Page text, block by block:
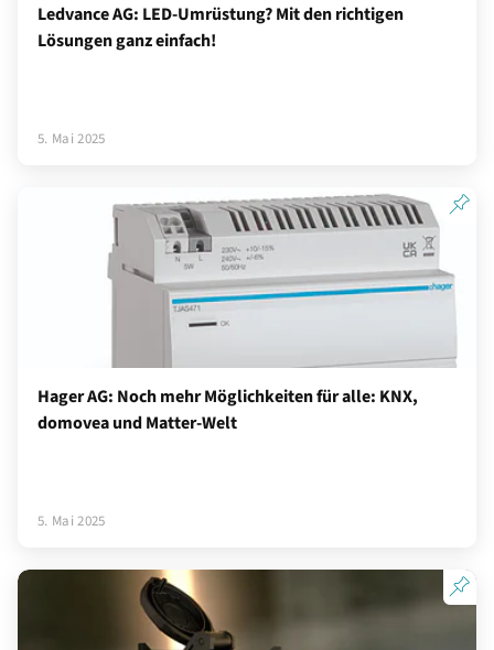
Ledvance AG: LED-Umrüstung? Mit den richtigen
Lösungen ganz einfach!
5. Mai 2025
Hager AG: Noch mehr Möglichkeiten für alle: KNX,
domovea und Matter-Welt
5. Mai 2025